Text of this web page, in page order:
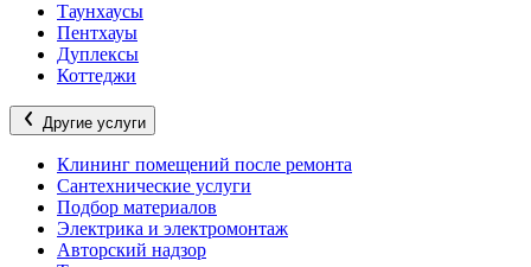
Таунхаусы
Пентхауы
Дуплексы
Коттеджи
Другие услуги
Клининг помещений после ремонта
Сантехнические услуги
Подбор материалов
Электрика и электромонтаж
Авторский надзор